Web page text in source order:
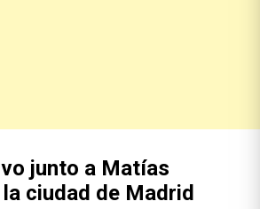
junto a Matías
ciudad de Madrid